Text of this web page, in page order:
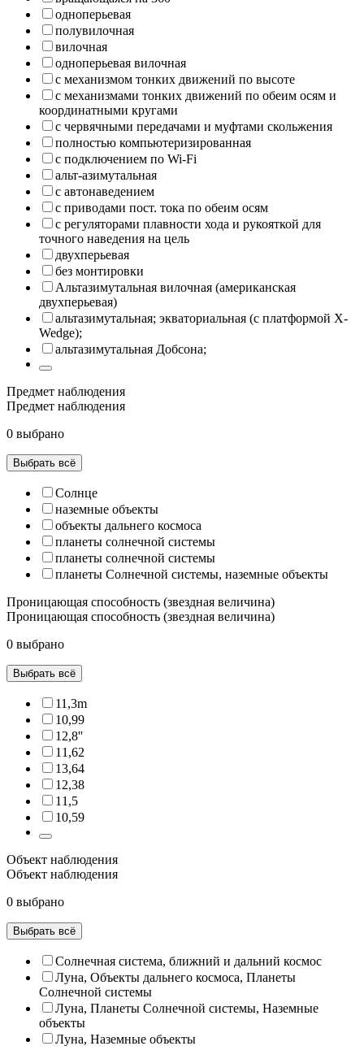
одноперьевая
полувилочная
вилочная
одноперьевая вилочная
с механизмом тонких движений по высоте
с механизмами тонких движений по обеим осям и
координатными кругами
с червячными передачами и муфтами скольжения
полностью компьютеризированная
с подключением по Wi-Fi
альт-азимутальная
с автонаведением
с приводами пост. тока по обеим осям
с регуляторами плавности хода и рукояткой для
точного наведения на цель
двухперьевая
без монтировки
Альтазимутальная вилочная (американская
двухперьевая)
альтазимутальная; экваториальная (с платформой X-
Wedge);
альтазимутальная Добсона;
Предмет наблюдения
Предмет наблюдения
0 выбрано
Выбрать всё
Cолнце
наземные объекты
объекты дальнего космоса
планеты cолнечной системы
планеты солнечной системы
планеты Солнечной системы, наземные объекты
Проницающая способность (звездная величина)
Проницающая способность (звездная величина)
0 выбрано
Выбрать всё
11,3m
10,99
12,8''
11,62
13,64
12,38
11,5
10,59
Объект наблюдения
Объект наблюдения
0 выбрано
Выбрать всё
Солнечная система, ближний и дальний космос
Луна, Объекты дальнего космоса, Планеты
Солнечной системы
Луна, Планеты Солнечной системы, Наземные
объекты
Луна, Наземные объекты